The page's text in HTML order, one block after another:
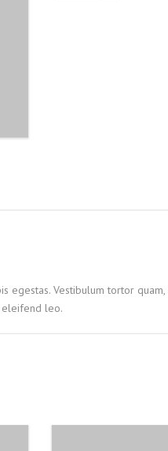
Vestibulum tortor
eleifend leo.